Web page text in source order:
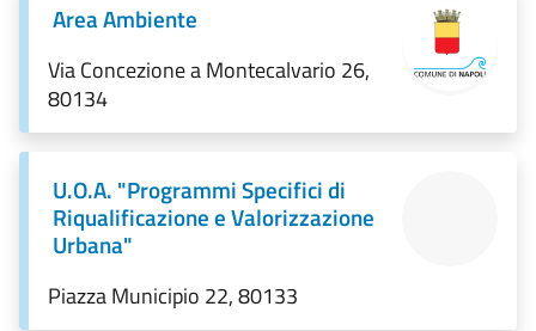
Area Ambiente
Via Concezione a Montecalvario 26,
80134
U.O.A. "Programmi Specifici di
Riqualificazione e Valorizzazione
Urbana"
Piazza Municipio 22, 80133